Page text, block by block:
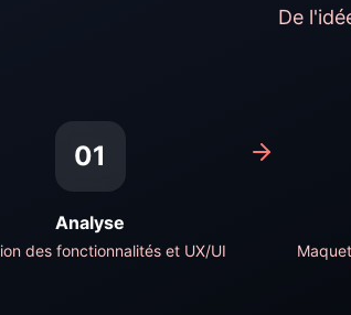
De
01
Analyse
des fonctionnalités et UX/UI